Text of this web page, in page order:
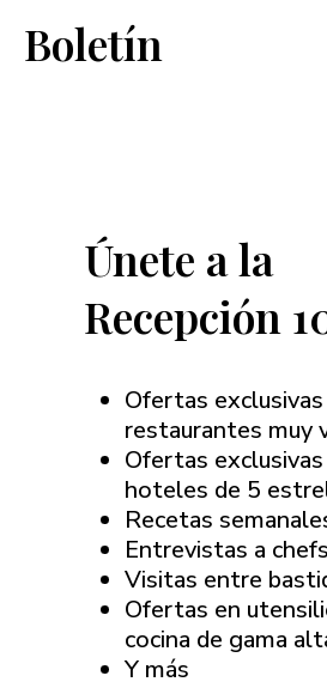
Boletín
Únete a la
Recepción
Ofertas exclusivas
restaurantes muy
Ofertas exclusivas
hoteles de 5
Recetas
Entrevistas a chefs
Visitas entre
Ofertas en
cocina de gama
Y más